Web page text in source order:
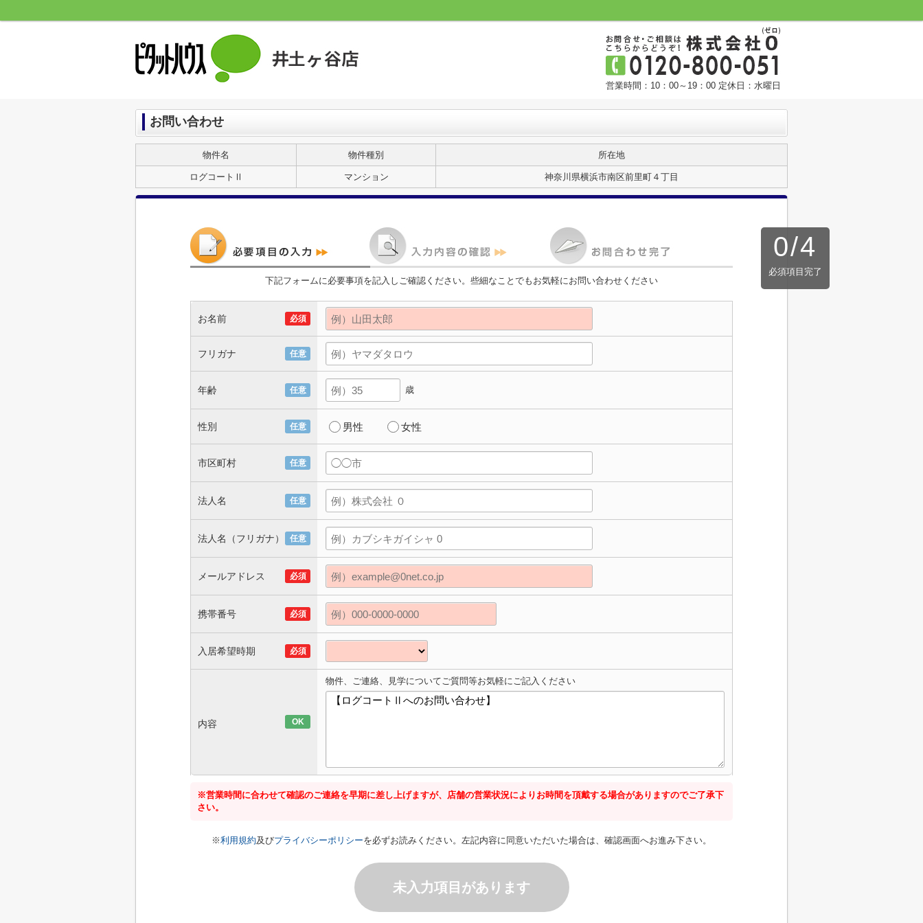
営業時間：10：00～19：00 定休日：水曜日
お問い合わせ
物件名 物件種別 所在地
ログコートⅡ マンション 神奈川県横浜市南区前里町４丁目
0/4
必須項目完了
下記フォームに必要事項を記入しご確認ください。些細なことでもお気軽にお問い合わせください
お名前 必須
フリガナ 任意
年齢 任意 歳
性別 任意 男性 女性
市区町村 任意
法人名 任意
法人名（フリガナ） 任意
メールアドレス 必須
携帯番号 必須
入居希望時期 必須
内容 OK
物件、ご連絡、見学についてご質問等お気軽にご記入ください
※営業時間に合わせて確認のご連絡を早期に差し上げますが、店舗の営業状況によりお時間を頂戴する場合がありますのでご了承下
さい。
※利用規約及びプライバシーポリシーを必ずお読みください。左記内容に同意いただいた場合は、確認画面へお進み下さい。
未入力項目があります